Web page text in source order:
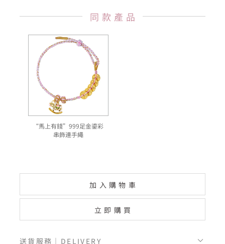
同款產品
“馬上有錢”999足金鎏彩
串飾連手繩
加入購物車
立即購買
送貨服務｜DELIVERY